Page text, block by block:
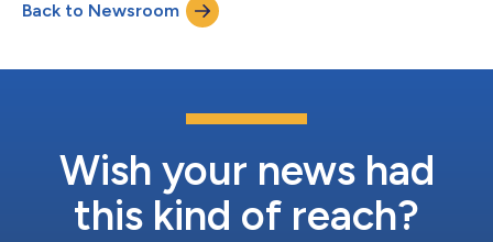
waren bisher über die privaten und OTC-Services von Nexo
verfügbar und wurden von den...
Back to Newsroom
Wish your news had
this kind of reach?